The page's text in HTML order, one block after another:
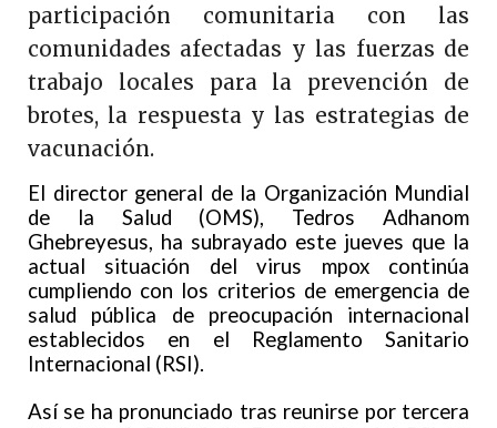
participación comunitaria con las
comunidades afectadas y las fuerzas de
trabajo locales para la prevención de
brotes, la respuesta y las estrategias de
vacunación.
El director general de la Organización Mundial
de la Salud (OMS), Tedros Adhanom
Ghebreyesus, ha subrayado este jueves que la
actual situación del virus mpox continúa
cumpliendo con los criterios de emergencia de
salud pública de preocupación internacional
establecidos en el Reglamento Sanitario
Internacional (RSI).
Así se ha pronunciado tras reunirse por tercera